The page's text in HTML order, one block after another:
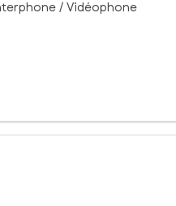
/ Vidéophone